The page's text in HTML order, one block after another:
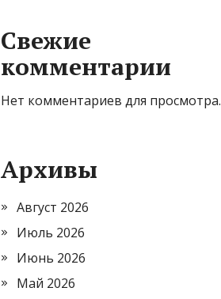
Свежие
комментарии
Нет комментариев для просмотра.
Архивы
Август 2026
Июль 2026
Июнь 2026
Май 2026